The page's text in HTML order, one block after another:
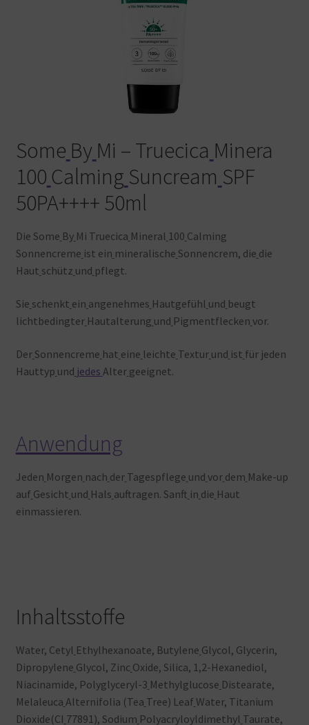
Some By Mi – Truecica Minera
100 Calming Suncream SPF
50PA++++ 50ml
Die Some By Mi Truecica Mineral 100 Calming
Sonnencreme ist ein mineralische Sonnencrem, die die
Haut schütz und pflegt.
Sie schenkt ein angenehmes Hautgefühl und beugt
lichtbedingter Hautalterung und Pigmentflecken vor.
Der Sonnencreme hat eine leichte Textur und ist für jeden
Hauttyp und jedes Alter geeignet.
Anwendung
Jeden Morgen nach der Tagespflege und vor dem Make-up
auf Gesicht und Hals auftragen. Sanft in die Haut
einmassieren.
Inhaltsstoffe
Water, Cetyl Ethylhexanoate, Butylene Glycol, Glycerin,
Dipropylene Glycol, Zinc Oxide, Silica, 1,2-Hexanediol,
Niacinamide, Polyglyceryl-3 Methylglucose Distearate,
Melaleuca Alternifolia (Tea Tree) Leaf Water, Titanium
Dioxide(CI 77891), Sodium Polyacryloyldimethyl Taurate,